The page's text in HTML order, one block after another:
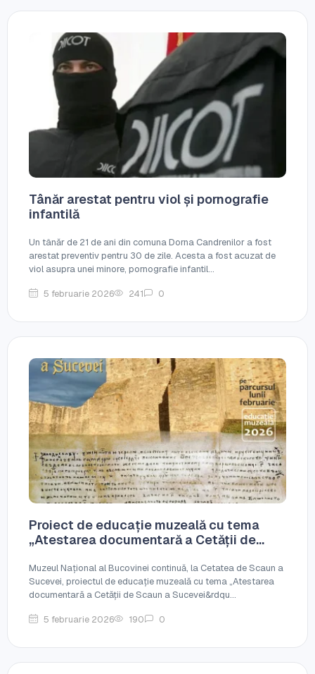
Tânăr arestat pentru viol și pornografie
infantilă
Un tânăr de 21 de ani din comuna Dorna Candrenilor a fost
arestat preventiv pentru 30 de zile. Acesta a fost acuzat de
viol asupra unei minore, pornografie infantil...
5 februarie 2026 241 0
Proiect de educație muzeală cu tema
„Atestarea documentară a Cetății de...
Muzeul Național al Bucovinei continuă, la Cetatea de Scaun a
Sucevei, proiectul de educație muzeală cu tema „Atestarea
documentară a Cetății de Scaun a Sucevei&rdqu...
5 februarie 2026 190 0